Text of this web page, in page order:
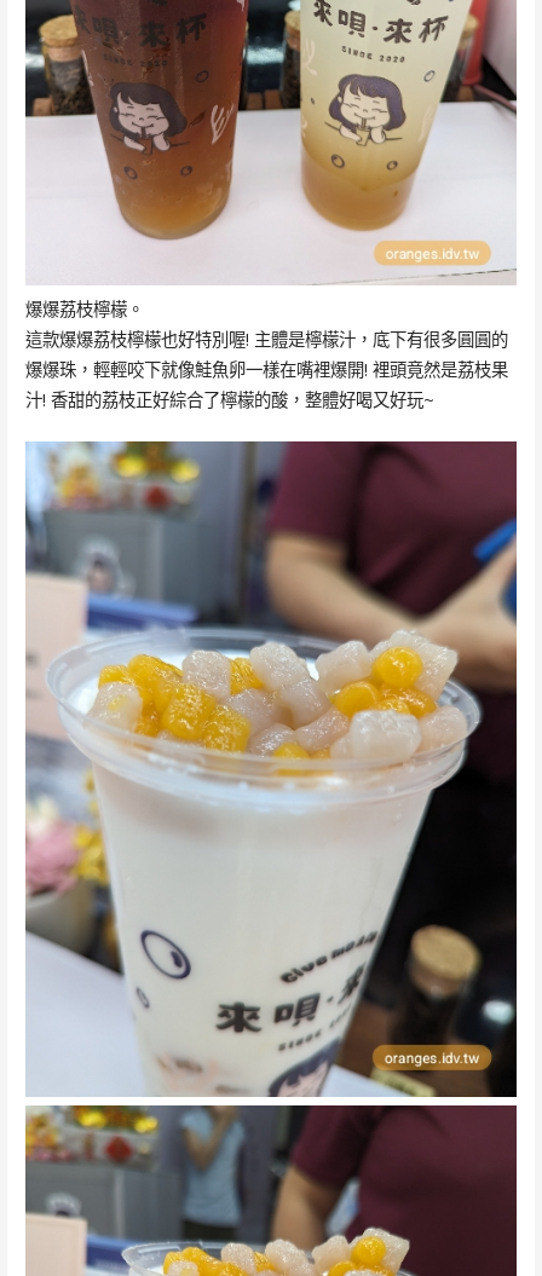
爆爆荔枝檸檬。
這款爆爆荔枝檸檬也好特別喔! 主體是檸檬汁，底下有很多圓圓的
爆爆珠，輕輕咬下就像鮭魚卵一樣在嘴裡爆開! 裡頭竟然是荔枝果
汁! 香甜的荔枝正好綜合了檸檬的酸，整體好喝又好玩~